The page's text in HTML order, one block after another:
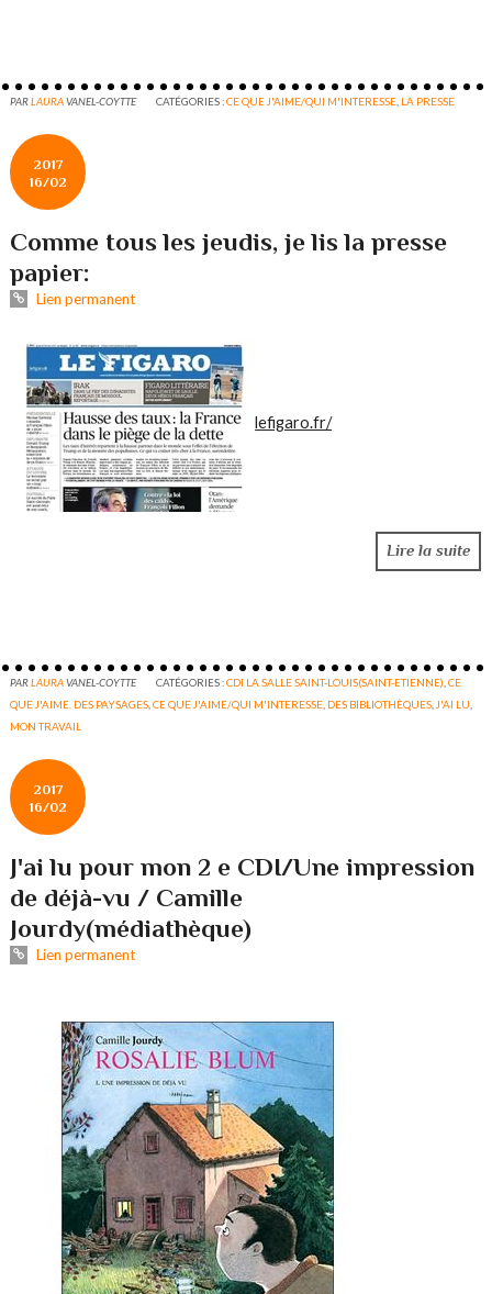
PARLAURAVANEL-COYTTE CATÉGORIES :CE QUE J'AIME/QUI M'INTERESSE LA PRESSE
2017
16/02
Comme tous les jeudis, je lis la presse
papier:
Lien permanent
lefigaro.fr/
Lire la suite
PARLAURAVANEL-COYTTE CATÉGORIES :CDI LA SALLE SAINT-LOUIS(SAINT-ETIENNE) ,CE
QUE J'AIME. DES PAYSAGES ,CE QUE J'AIME/QUI M'INTERESSE DES BIBLIOTHÈQUES J'AI LU
MON TRAVAIL
2017
16/02
J'ai lu pour mon 2 e CDI/Une impression
de déjà-vu / Camille
Jourdy(médiathèque)
Lien permanent